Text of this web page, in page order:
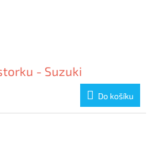
- Suzuki
Do košíku